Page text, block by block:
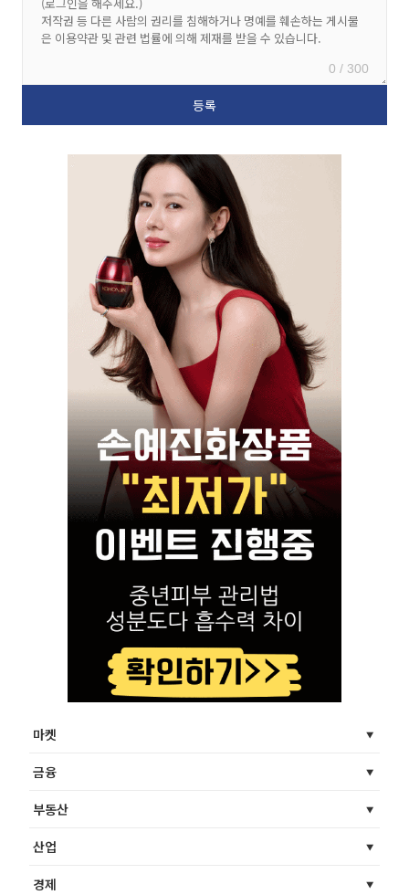
0 / 300
마켓
금융
부동산
산업
경제